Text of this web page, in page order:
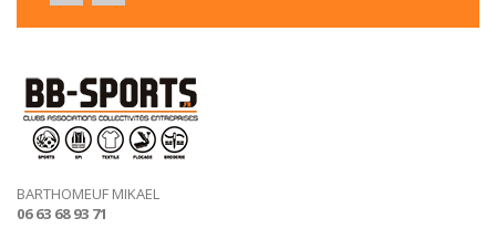
BARTHOMEUF MIKAEL
06 63 68 93 71